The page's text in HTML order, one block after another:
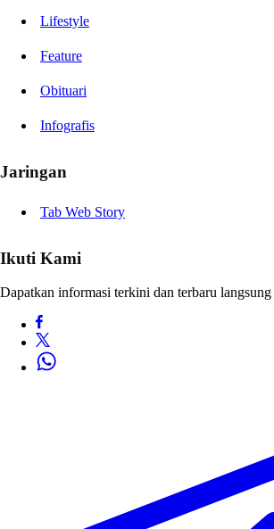
Lifestyle
Feature
Obituari
Infografis
Jaringan
Tab Web Story
Ikuti Kami
Dapatkan informasi terkini dan terbaru langsung